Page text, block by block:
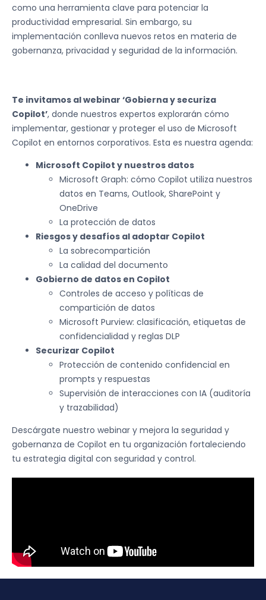
como una herramienta clave para potenciar la
productividad empresarial. Sin embargo, su
implementación conlleva nuevos retos en materia de
gobernanza, privacidad y seguridad de la información.
Te invitamos al webinar ‘Gobierna y securiza
Copilot’, donde nuestros expertos explorarán cómo
implementar, gestionar y proteger el uso de Microsoft
Copilot en entornos corporativos. Esta es nuestra agenda:
Microsoft Copilot y nuestros datos
Microsoft Graph: cómo Copilot utiliza nuestros
datos en Teams, Outlook, SharePoint y
OneDrive
La protección de datos
Riesgos y desafíos al adoptar Copilot
La sobrecompartición
La calidad del documento
Gobierno de datos en Copilot
Controles de acceso y políticas de
compartición de datos
Microsoft Purview: clasificación, etiquetas de
confidencialidad y reglas DLP
Securizar Copilot
Protección de contenido confidencial en
prompts y respuestas
Supervisión de interacciones con IA (auditoría
y trazabilidad)
Descárgate nuestro webinar y mejora la seguridad y
gobernanza de Copilot en tu organización fortaleciendo
tu estrategia digital con seguridad y control.